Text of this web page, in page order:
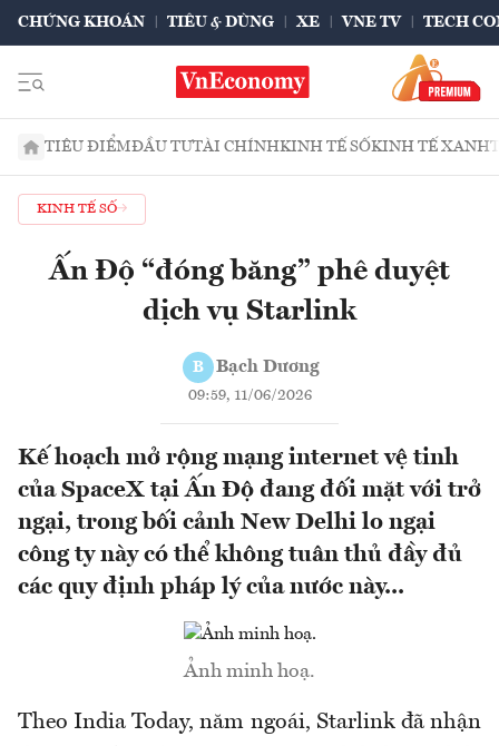
CHỨNG KHOÁN TIÊU & DÙNG XE VNE TV TECH
TIÊU ĐIỂMĐẦU TƯTÀI CHÍNHKINH TẾ SỐKINH TẾ XANH
KINH TẾ SỐ
Ấn Độ “đóng băng” phê duyệt
dịch vụ Starlink
B Bạch Dương
09:59, 11/06/2026
Kế hoạch mở rộng mạng internet vệ tinh
của SpaceX tại Ấn Độ đang đối mặt với trở
ngại, trong bối cảnh New Delhi lo ngại
công ty này có thể không tuân thủ đầy đủ
các quy định pháp lý của nước này...
Ảnh minh hoạ.
Theo India Today, năm ngoái, Starlink đã nhận